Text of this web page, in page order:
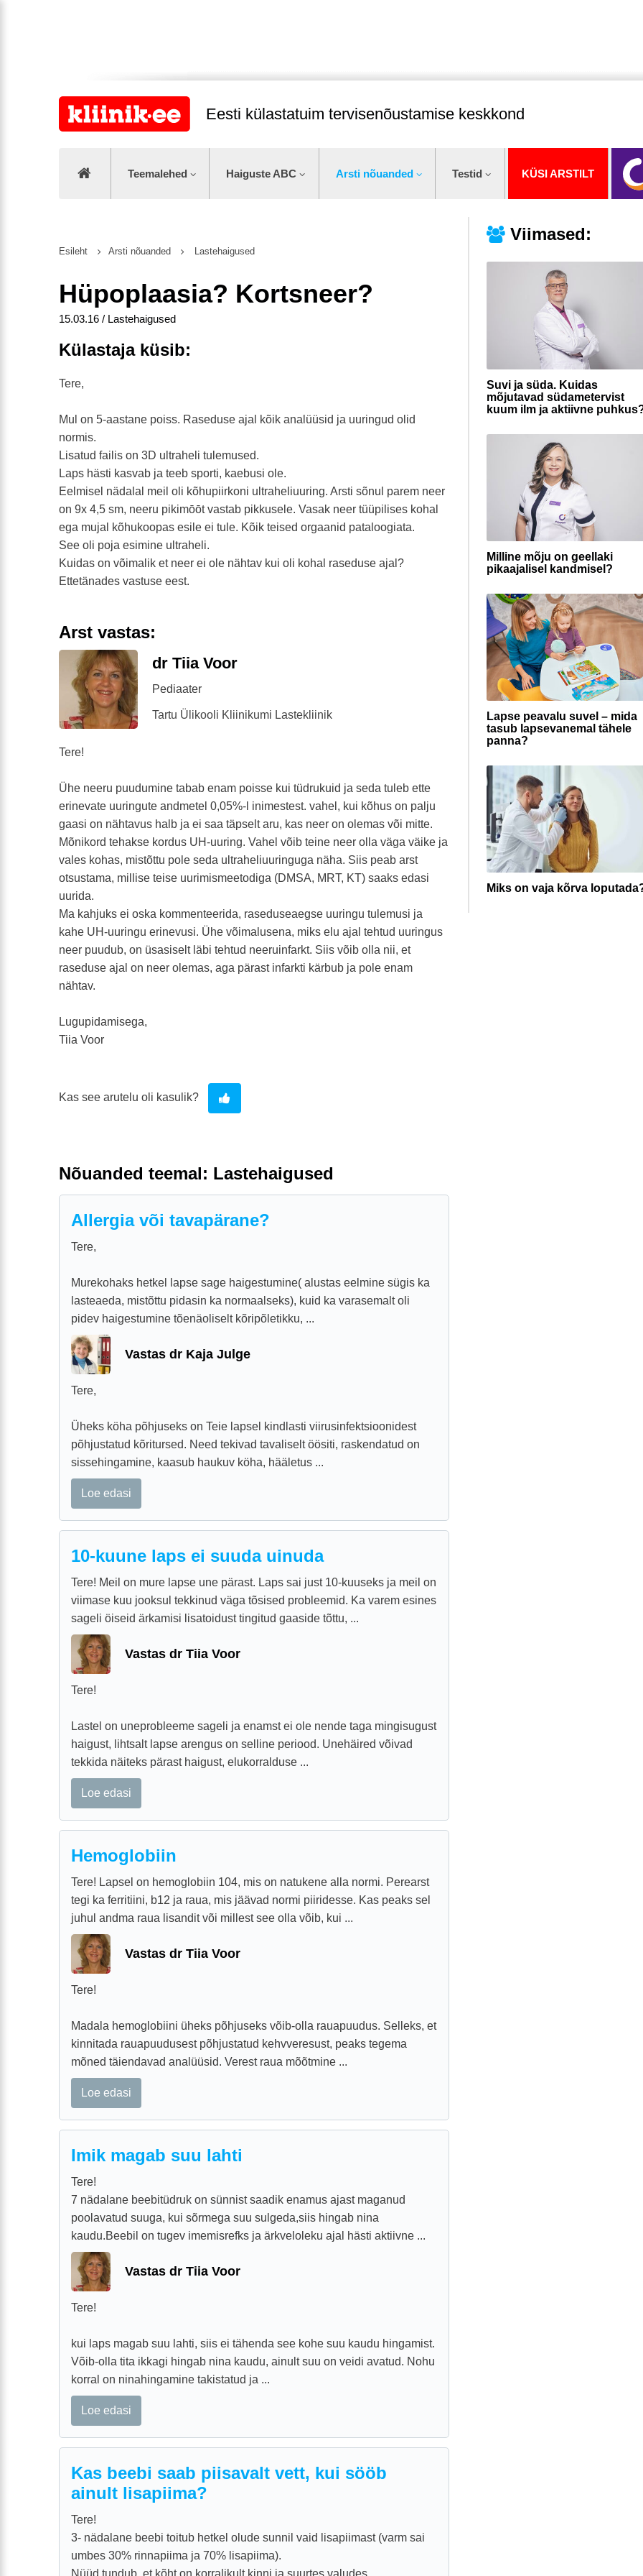
Eesti külastatuim tervisenõustamise keskkond
Teemalehed Haiguste ABC Arsti nõuanded Testid KÜSI ARSTILT
Viimased:
Suvi ja süda. Kuidas
mõjutavad südametervist
kuum ilm ja aktiivne
Milline mõju on geellaki
pikaajalisel kandmisel?
Lapse peavalu suvel – mida
tasub lapsevanemal tähele
panna?
Miks on vaja kõrva
Esileht Arsti nõuanded Lastehaigused
Hüpoplaasia? Kortsneer?
15.03.16 / Lastehaigused
Külastaja küsib:
Tere,
Mul on 5-aastane poiss. Raseduse ajal kõik analüüsid ja uuringud olid
normis.
Lisatud failis on 3D ultraheli tulemused.
Laps hästi kasvab ja teeb sporti, kaebusi ole.
Eelmisel nädalal meil oli kõhupiirkoni ultraheliuuring. Arsti sõnul parem neer
on 9x 4,5 sm, neeru pikimōōt vastab pikkusele. Vasak neer tüüpilises kohal
ega mujal kõhukoopas esile ei tule. Kõik teised orgaanid pataloogiata.
See oli poja esimine ultraheli.
Kuidas on võimalik et neer ei ole nähtav kui oli kohal raseduse ajal?
Ettetänades vastuse eest.
Arst vastas:
dr Tiia Voor
Pediaater
Tartu Ülikooli Kliinikumi Lastekliinik
Tere!
Ühe neeru puudumine tabab enam poisse kui tüdrukuid ja seda tuleb ette
erinevate uuringute andmetel 0,05%-l inimestest. vahel, kui kõhus on palju
gaasi on nähtavus halb ja ei saa täpselt aru, kas neer on olemas või mitte.
Mõnikord tehakse kordus UH-uuring. Vahel võib teine neer olla väga väike ja
vales kohas, mistõttu pole seda ultraheliuuringuga näha. Siis peab arst
otsustama, millise teise uurimismeetodiga (DMSA, MRT, KT) saaks edasi
uurida.
Ma kahjuks ei oska kommenteerida, raseduseaegse uuringu tulemusi ja
kahe UH-uuringu erinevusi. Ühe võimalusena, miks elu ajal tehtud uuringus
neer puudub, on üsasiselt läbi tehtud neeruinfarkt. Siis võib olla nii, et
raseduse ajal on neer olemas, aga pärast infarkti kärbub ja pole enam
nähtav.
Lugupidamisega,
Tiia Voor
Kas see arutelu oli kasulik?
Nõuanded teemal: Lastehaigused
Allergia või tavapärane?
Tere,
Murekohaks hetkel lapse sage haigestumine( alustas eelmine sügis ka
lasteaeda, mistõttu pidasin ka normaalseks), kuid ka varasemalt oli
pidev haigestumine tõenäoliselt kõripõletikku, ...
Vastas dr Kaja Julge
Tere,
Üheks köha põhjuseks on Teie lapsel kindlasti viirusinfektsioonidest
põhjustatud kõritursed. Need tekivad tavaliselt öösiti, raskendatud on
sissehingamine, kaasub haukuv köha, hääletus ...
Loe edasi
10-kuune laps ei suuda uinuda
Tere! Meil on mure lapse une pärast. Laps sai just 10-kuuseks ja meil on
viimase kuu jooksul tekkinud väga tõsised probleemid. Ka varem esines
sageli öiseid ärkamisi lisatoidust tingitud gaaside tõttu, ...
Vastas dr Tiia Voor
Tere!
Lastel on uneprobleeme sageli ja enamst ei ole nende taga mingisugust
haigust, lihtsalt lapse arengus on selline periood. Unehäired võivad
tekkida näiteks pärast haigust, elukorralduse ...
Loe edasi
Hemoglobiin
Tere! Lapsel on hemoglobiin 104, mis on natukene alla normi. Perearst
tegi ka ferritiini, b12 ja raua, mis jäävad normi piiridesse. Kas peaks sel
juhul andma raua lisandit või millest see olla võib, kui ...
Vastas dr Tiia Voor
Tere!
Madala hemoglobiini üheks põhjuseks võib-olla rauapuudus. Selleks, et
kinnitada rauapuudusest põhjustatud kehvveresust, peaks tegema
mõned täiendavad analüüsid. Verest raua mõõtmine ...
Loe edasi
Imik magab suu lahti
Tere!
7 nädalane beebitüdruk on sünnist saadik enamus ajast maganud
poolavatud suuga, kui sõrmega suu sulgeda,siis hingab nina
kaudu.Beebil on tugev imemisrefks ja ärkveloleku ajal hästi aktiivne ...
Vastas dr Tiia Voor
Tere!
kui laps magab suu lahti, siis ei tähenda see kohe suu kaudu hingamist.
Võib-olla tita ikkagi hingab nina kaudu, ainult suu on veidi avatud. Nohu
korral on ninahingamine takistatud ja ...
Loe edasi
Kas beebi saab piisavalt vett, kui sööb
ainult lisapiima?
Tere!
3- nädalane beebi toitub hetkel olude sunnil vaid lisapiimast (varm sai
umbes 30% rinnapiima ja 70% lisapiima).
Nüüd tundub, et kõht on korralikult kinni ja suurtes valudes.